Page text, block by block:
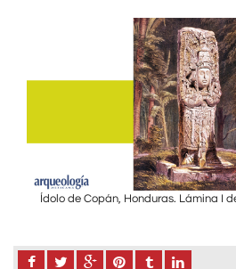
Ídolo de Copán, Honduras. Lámina I